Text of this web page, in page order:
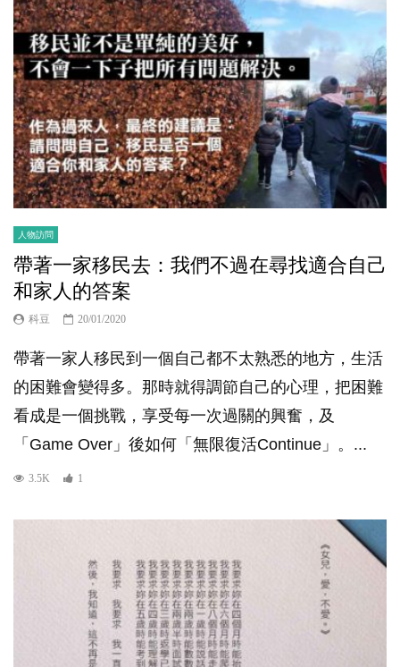
人物訪問
帶著一家移民去：我們不過在尋找適合自己
和家人的答案
科豆 20/01/2020
帶著一家人移民到一個自己都不太熟悉的地方，生活
的困難會變得多。那時就得調節自己的心理，把困難
看成是一個挑戰，享受每一次過關的興奮，及
「Game Over」後如何「無限復活Continue」。...
3.5K 1